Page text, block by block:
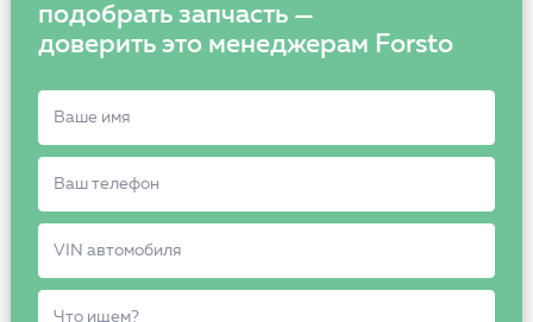
подобрать запчасть —
доверить это менеджерам Forsto